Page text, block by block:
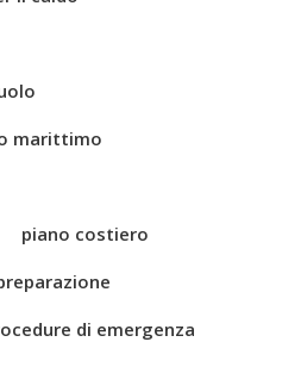
marittimo
piano costiero
di emergenza